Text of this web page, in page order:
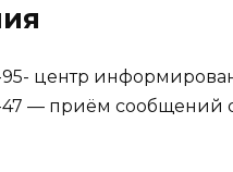
95- центр
47 — приём сообщений